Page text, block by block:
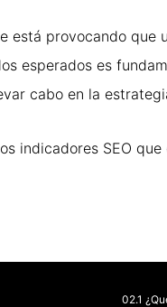
está provocando que
esperados es
cabo en la
indicadores SEO
02.1